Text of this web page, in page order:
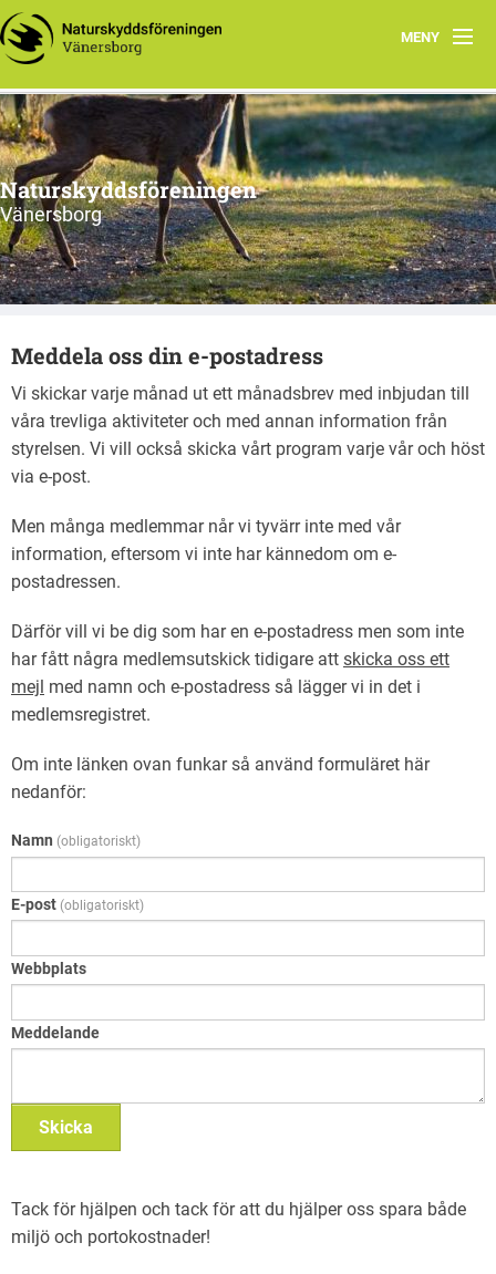
MENY
Aktuellt
Handla miljövänligt
Våra torp
Vår natur
Om oss
Naturskyddsföreningen
Vänersborg
Meddela oss din e-postadress
Vi skickar varje månad ut ett månadsbrev med inbjudan till
våra trevliga aktiviteter och med annan information från
styrelsen. Vi vill också skicka vårt program varje vår och höst
via e-post.
Men många medlemmar når vi tyvärr inte med vår
information, eftersom vi inte har kännedom om e-
postadressen.
Därför vill vi be dig som har en e-postadress men som inte
har fått några medlemsutskick tidigare att skicka oss ett
mejl med namn och e-postadress så lägger vi in det i
medlemsregistret.
Om inte länken ovan funkar så använd formuläret här
nedanför:
Namn (obligatoriskt)
E-post (obligatoriskt)
Webbplats
Meddelande
Skicka
Tack för hjälpen och tack för att du hjälper oss spara både
miljö och portokostnader!